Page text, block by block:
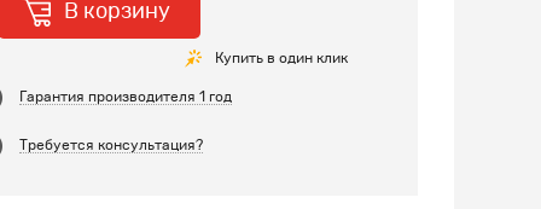
В корзину
Купить в один клик
Гарантия производителя 1 год
Требуется консультация?